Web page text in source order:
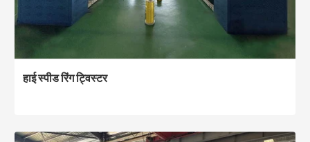
हाई स्पीड रिंग ट्विस्टर